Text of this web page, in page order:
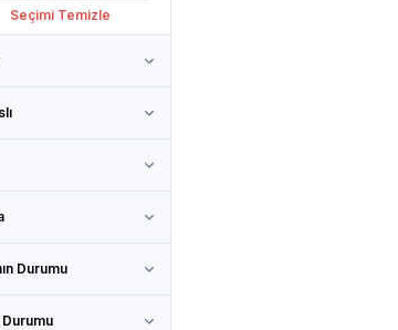
Seçimi Temizle
Durumu